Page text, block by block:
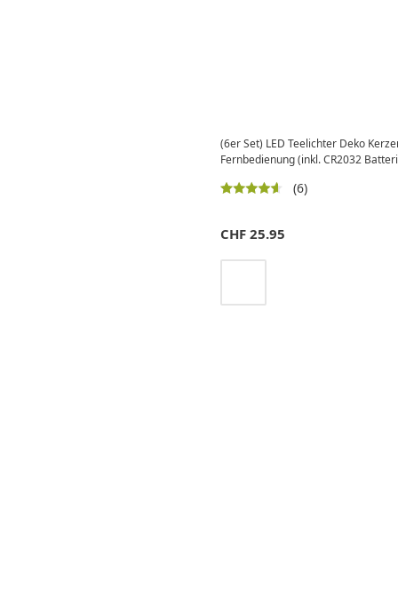
(6er Set) LED Teelichter Deko
Fernbedienung (inkl. CR2032
(6)
CHF 25.95